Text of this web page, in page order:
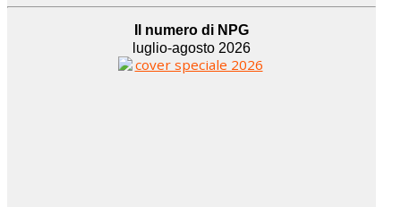
Il numero di NPG
luglio-agosto 2026